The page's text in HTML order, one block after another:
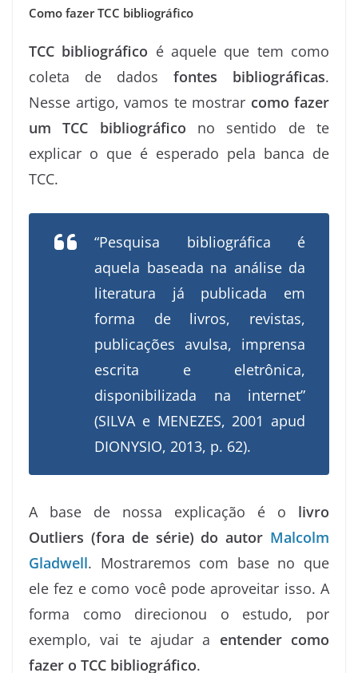
Como fazer TCC bibliográfico
TCC bibliográfico é aquele que tem como
coleta de dados fontes bibliográficas.
Nesse artigo, vamos te mostrar como fazer
um TCC bibliográfico no sentido de te
explicar o que é esperado pela banca de
TCC.
“Pesquisa bibliográfica é
aquela baseada na análise da
literatura já publicada em
forma de livros, revistas,
publicações avulsa, imprensa
escrita e eletrônica,
disponibilizada na internet”
(SILVA e MENEZES, 2001 apud
DIONYSIO, 2013, p. 62).
A base de nossa explicação é o livro
Outliers (fora de série) do autor Malcolm
Gladwell. Mostraremos com base no que
ele fez e como você pode aproveitar isso. A
forma como direcionou o estudo, por
exemplo, vai te ajudar a entender como
fazer o TCC bibliográfico.